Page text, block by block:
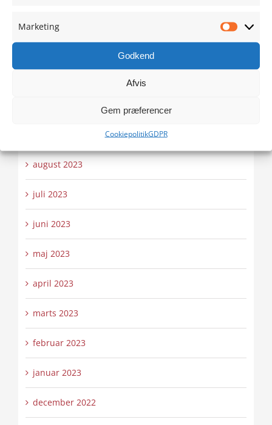
Marketing
Godkend
Afvis
Gem præferencer
CookiepolitikGDPR
december 2023
august 2023
juli 2023
juni 2023
maj 2023
april 2023
marts 2023
februar 2023
januar 2023
december 2022